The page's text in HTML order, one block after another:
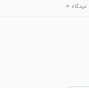
دیدگاه 0